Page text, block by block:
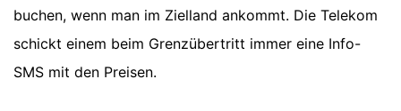
buchen, wenn man im Zielland ankommt. Die Telekom
schickt einem beim Grenzübertritt immer eine Info-
SMS mit den Preisen.